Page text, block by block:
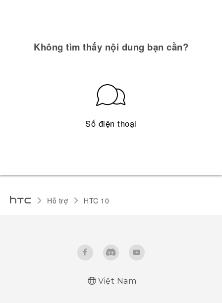
Không tìm thấy nội dung bạn cần?
Số điện thoại
Hỗ trợ HTC 10‎
Việt Nam